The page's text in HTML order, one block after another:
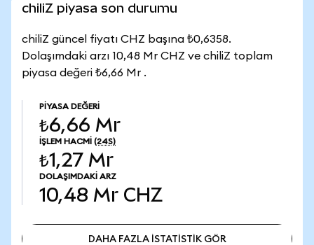
chiliZ piyasa son durumu
chiliZ güncel fiyatı CHZ başına ₺0,6358.
Dolaşımdaki arzı 10,48 Mr CHZ ve chiliZ toplam
piyasa değeri ₺6,66 Mr .
PIYASA DEĞERI
₺6,66 Mr
İŞLEM HACMI (24S)
₺1,27 Mr
DOLAŞIMDAKI ARZ
10,48 Mr CHZ
DAHA FAZLA İSTATİSTİK GÖR